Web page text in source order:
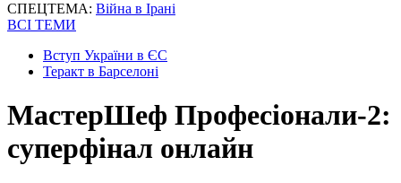
СПЕЦТЕМА: Війна в Ірані
ВСІ ТЕМИ
Вступ України в ЄС
Теракт в Барселоні
МастерШеф Професіонали-2:
суперфінал онлайн